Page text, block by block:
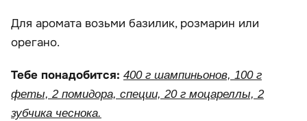
Для аромата возьми базилик, розмарин или
орегано.
Тебе понадобится: 400 г шампиньонов, 100 г
феты, 2 помидора, специи, 20 г моцареллы, 2
зубчика чеснока.